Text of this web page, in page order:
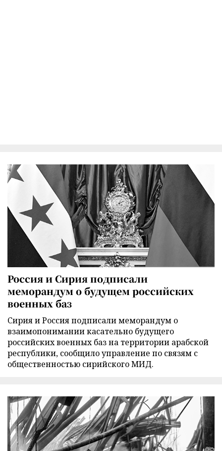
Россия и Сирия подписали
меморандум о будущем российских
военных баз
Сирия и Россия подписали меморандум о
взаимопонимании касательно будущего
российских военных баз на территории арабской
республики, сообщило управление по связям с
общественностью сирийского МИД.